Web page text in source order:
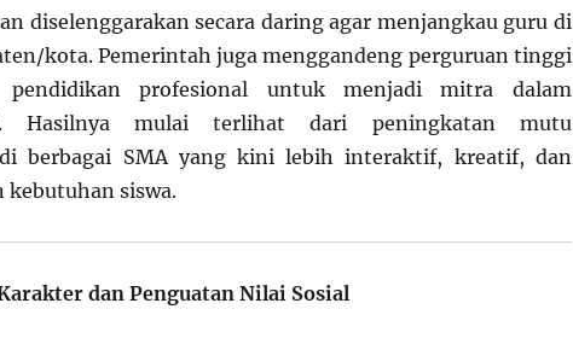
diselenggarakan secara daring agar menjangkau guru di
kota. Pemerintah juga menggandeng perguruan tinggi
pendidikan profesional untuk menjadi mitra dalam
Hasilnya mulai terlihat dari peningkatan mutu
di berbagai SMA yang kini lebih interaktif, kreatif, dan
kebutuhan siswa.
dan Penguatan Nilai Sosial